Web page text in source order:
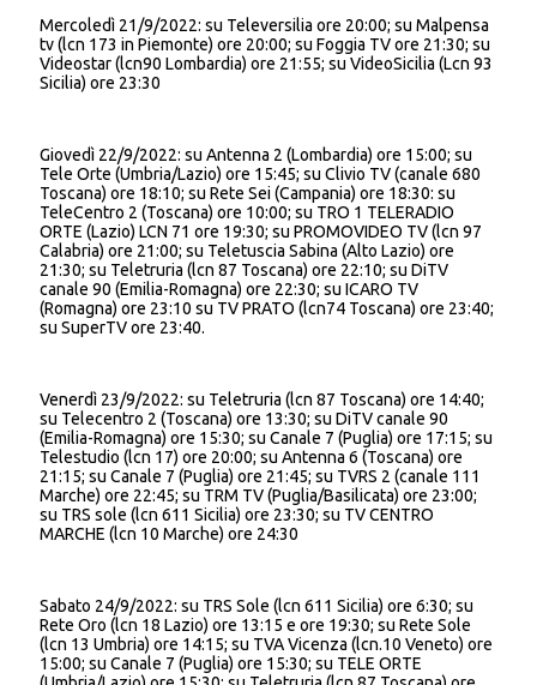
Mercoledì 21/9/2022: su Televersilia ore 20:00; su Malpensa
tv (lcn 173 in Piemonte) ore 20:00; su Foggia TV ore 21:30; su
Videostar (lcn90 Lombardia) ore 21:55; su VideoSicilia (Lcn 93
Sicilia) ore 23:30
Giovedì 22/9/2022: su Antenna 2 (Lombardia) ore 15:00; su
Tele Orte (Umbria/Lazio) ore 15:45; su Clivio TV (canale 680
Toscana) ore 18:10; su Rete Sei (Campania) ore 18:30: su
TeleCentro 2 (Toscana) ore 10:00; su TRO 1 TELERADIO
ORTE (Lazio) LCN 71 ore 19:30; su PROMOVIDEO TV (lcn 97
Calabria) ore 21:00; su Teletuscia Sabina (Alto Lazio) ore
21:30; su Teletruria (lcn 87 Toscana) ore 22:10; su DiTV
canale 90 (Emilia-Romagna) ore 22:30; su ICARO TV
(Romagna) ore 23:10 su TV PRATO (lcn74 Toscana) ore 23:40;
su SuperTV ore 23:40.
Venerdì 23/9/2022: su Teletruria (lcn 87 Toscana) ore 14:40;
su Telecentro 2 (Toscana) ore 13:30; su DiTV canale 90
(Emilia-Romagna) ore 15:30; su Canale 7 (Puglia) ore 17:15; su
Telestudio (lcn 17) ore 20:00; su Antenna 6 (Toscana) ore
21:15; su Canale 7 (Puglia) ore 21:45; su TVRS 2 (canale 111
Marche) ore 22:45; su TRM TV (Puglia/Basilicata) ore 23:00;
su TRS sole (lcn 611 Sicilia) ore 23:30; su TV CENTRO
MARCHE (lcn 10 Marche) ore 24:30
Sabato 24/9/2022: su TRS Sole (lcn 611 Sicilia) ore 6:30; su
Rete Oro (lcn 18 Lazio) ore 13:15 e ore 19:30; su Rete Sole
(lcn 13 Umbria) ore 14:15; su TVA Vicenza (lcn.10 Veneto) ore
15:00; su Canale 7 (Puglia) ore 15:30; su TELE ORTE